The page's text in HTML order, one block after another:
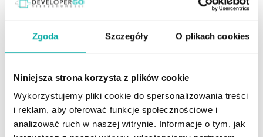
Zgoda Szczegóły O plikach cookies
Niniejsza strona korzysta z plików cookie
Wykorzystujemy pliki cookie do spersonalizowania treści
i reklam, aby oferować funkcje społecznościowe i
analizować ruch w naszej witrynie. Informacje o tym, jak
Joanna Duras
Doradca ds. Nieruchomości
joanna.duras@developergo.pl
Profil agenta